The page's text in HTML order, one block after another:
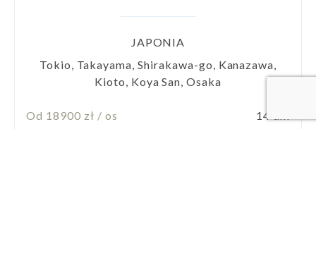
JAPONIA
Tokio, Takayama, Shirakawa-go, Kanazawa,
Kioto, Koya San, Osaka
Od 18900 zł / os 14 dni